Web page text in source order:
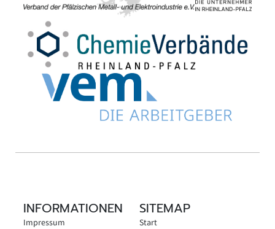
INFORMATIONEN
Impressum
SITEMAP
Start